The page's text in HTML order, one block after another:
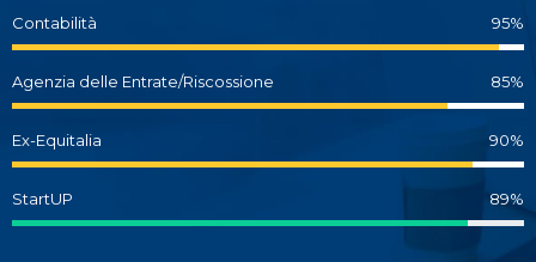
Contabilità 95%
Agenzia delle Entrate/Riscossione 85%
Ex-Equitalia 90%
StartUP 89%